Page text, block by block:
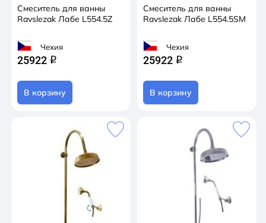
Смеситель для ванны
Ravslezak Лабе L554.5Z
Чехия
25922 q
В корзину
Смеситель для ванны
Ravslezak Лабе L554.5SM
Чехия
25922 q
В корзину